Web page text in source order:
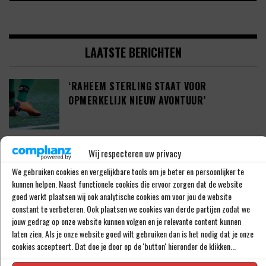
Wij respecteren uw privacy
We gebruiken cookies en vergelijkbare tools om je beter en persoonlijker te
kunnen helpen. Naast functionele cookies die ervoor zorgen dat de website
goed werkt plaatsen wij ook analytische cookies om voor jou de website
constant te verbeteren. Ook plaatsen we cookies van derde partijen zodat we
jouw gedrag op onze website kunnen volgen en je relevante content kunnen
laten zien. Als je onze website goed wilt gebruiken dan is het nodig dat je onze
cookies accepteert. Dat doe je door op de 'button' hieronder de klikken...
LAATSTE BERICHTEN
‘RAHEEM STERLING STAAT VOOR
OPMERKELIJK NIEUW AVONTUUR’
‘SHAQUEEL VAN PERSIE BRENGT FEYENOORD
IETS EXTRA’S’
DEFINITIEF: IN-BEOM HWANG ZET LOOPBAAN
VOORT BIJ FC PORTO